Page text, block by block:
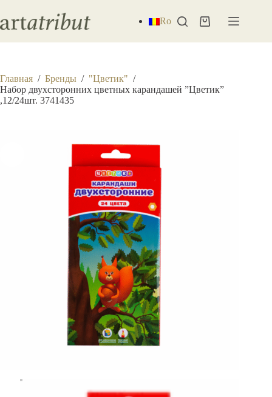
сути
Ro Корзина
Главная / Бренды / "Цветик" /
Набор двухсторонних цветных карандашей ”Цветик”
,12/24шт. 3741435